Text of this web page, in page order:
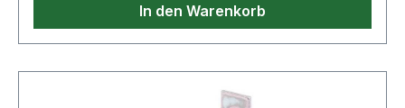
In den Warenkorb